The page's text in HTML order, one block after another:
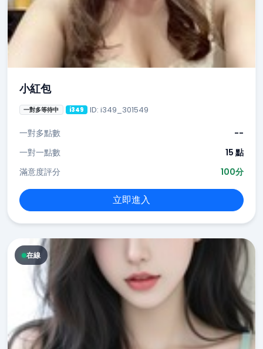
小紅包
一對多等待中 i349 ID: i349_301549
一對多點數
--
一對一點數
15 點
滿意度評分
100分
立即進入
在線